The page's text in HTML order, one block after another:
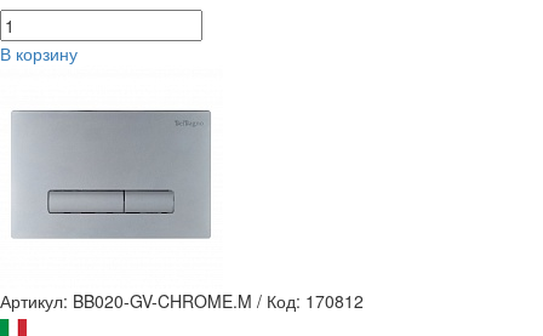
В корзину
Артикул: BB020-GV-CHROME.M / Код: 170812